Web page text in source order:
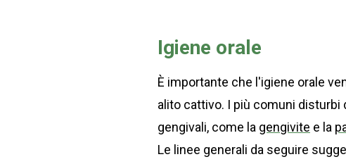
Igiene orale
È importante che l'igiene orale
alito cattivo. I più comuni
gengivali, come la gengivite e la
Le linee generali da seguire